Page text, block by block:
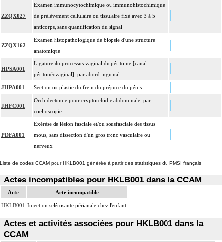
ZZQX027
Examen immunocytochimique ou immunohistochimique
de prélèvement cellulaire ou tissulaire fixé avec 3 à 5
anticorps, sans quantification du signal
ZZQX162
Examen histopathologique de biopsie d'une structure
anatomique
HPSA001
Ligature du processus vaginal du péritoine [canal
péritonéovaginal], par abord inguinal
JHPA001 Section ou plastie du frein du prépuce du pénis
JHFC001
Orchidectomie pour cryptorchidie abdominale, par
coelioscopie
PDFA001
Exérèse de lésion fasciale et/ou sousfasciale des tissus
mous, sans dissection d'un gros tronc vasculaire ou
nerveux
Liste de codes CCAM pour HKLB001 générée à partir des statistiques du PMSI français
Actes incompatibles pour HKLB001 dans la CCAM
Acte Acte incompatible
HKLB001 Injection sclérosante périanale chez l'enfant
Actes et activités associées pour HKLB001 dans la
CCAM